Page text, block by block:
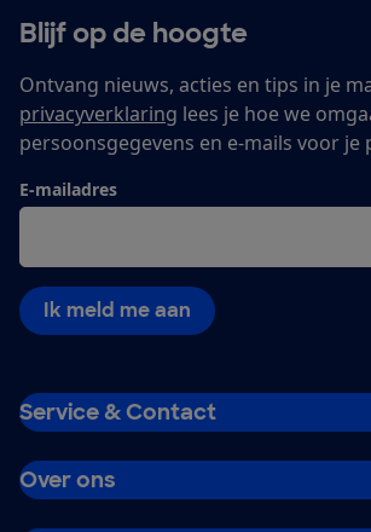
Blijf op de hoogte
Ontvang nieuws, acties en tips in je
privacyverklaring lees je hoe we
persoonsgegevens en e-mails voor je
E-mailadres
Ik meld me aan
Service & Contact
Over ons